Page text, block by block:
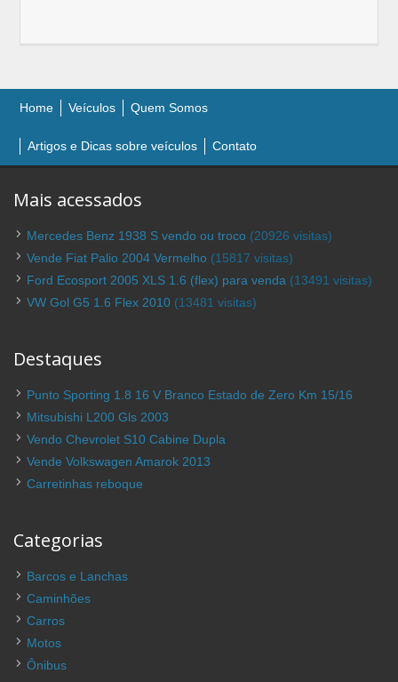
Home Veículos Quem Somos
Artigos e Dicas sobre veículos Contato
Mais acessados
Mercedes Benz 1938 S vendo ou troco (20926 visitas)
Vende Fiat Palio 2004 Vermelho (15817 visitas)
Ford Ecosport 2005 XLS 1.6 (flex) para venda (13491 visitas)
VW Gol G5 1.6 Flex 2010 (13481 visitas)
Destaques
Punto Sporting 1.8 16 V Branco Estado de Zero Km 15/16
Mitsubishi L200 Gls 2003
Vendo Chevrolet S10 Cabine Dupla
Vende Volkswagen Amarok 2013
Carretinhas reboque
Categorias
Barcos e Lanchas
Caminhões
Carros
Motos
Ônibus